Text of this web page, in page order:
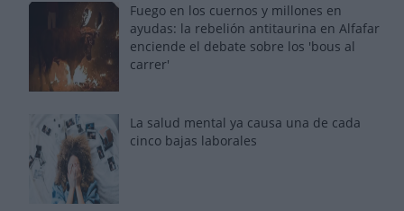
Fuego en los cuernos y millones en
ayudas: la rebelión antitaurina en Alfafar
enciende el debate sobre los 'bous al
carrer'
La salud mental ya causa una de cada
cinco bajas laborales